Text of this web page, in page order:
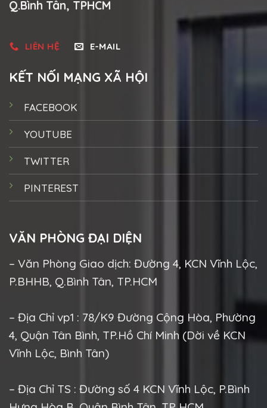
Q.Bình Tân, TPHCM
LIÊN HỆ E-MAIL
KẾT NỐI MẠNG XÃ HỘI
FACEBOOK
YOUTUBE
TWITTER
PINTEREST
VĂN PHÒNG ĐẠI DIỆN
– Văn Phòng Giao dịch: Đường 4, KCN Vĩnh Lộc,
P.BHHB, Q.Bình Tân, TP.HCM
– Địa Chỉ vp1 : 78/K9 Đường Cộng Hòa, Phường
4, Quận Tân Bình, TP.Hồ Chí Minh (Dời về KCN
Vĩnh Lộc, Bình Tân)
– Địa Chỉ TS : Đường số 4 KCN Vĩnh Lộc, P.Bình